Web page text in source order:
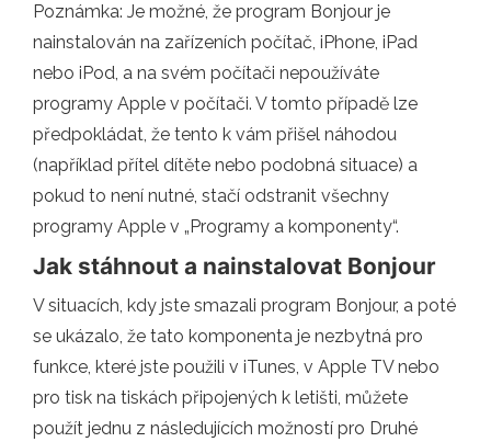
Poznámka: Je možné, že program Bonjour je
nainstalován na zařízeních počítač, iPhone, iPad
nebo iPod, a na svém počítači nepoužíváte
programy Apple v počítači. V tomto případě lze
předpokládat, že tento k vám přišel náhodou
(například přítel dítěte nebo podobná situace) a
pokud to není nutné, stačí odstranit všechny
programy Apple v „Programy a komponenty“.
Jak stáhnout a nainstalovat Bonjour
V situacích, kdy jste smazali program Bonjour, a poté
se ukázalo, že tato komponenta je nezbytná pro
funkce, které jste použili v iTunes, v Apple TV nebo
pro tisk na tiskách připojených k letišti, můžete
použít jednu z následujících možností pro Druhé